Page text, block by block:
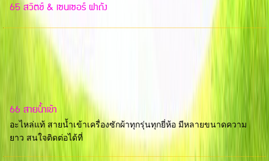
65 สวิตช์ & เซนเซอร์ ฝาถัง
66 สายน้ำเข้า
อะไหล่แท้ สายน้ำเข้าเครื่องซักผ้าทุกรุ่นทุกยี่ห้อ มีหลายขนาดความ
ยาว สนใจติดต่อได้ที่